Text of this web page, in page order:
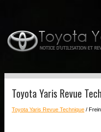
Toyota Yaris Revue
Toyota Yaris Revue Technique /